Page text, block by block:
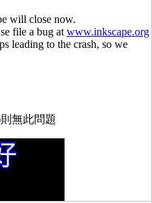
will close now.
file a bug atwww.inkscape.org
leading to the crash, so we
無此問題